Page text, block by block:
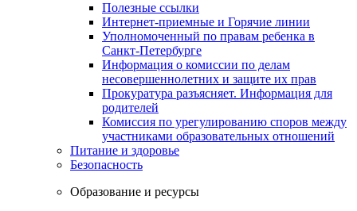
Полезные ссылки
Интернет-приемные и Горячие линии
Уполномоченный по правам ребенка в
Санкт-Петербурге
Информация о комиссии по делам
несовершеннолетних и защите их прав
Прокуратура разъясняет. Информация для
родителей
Комиссия по урегулированию споров между
участниками образовательных отношений
Питание и здоровье
Безопасность
Образование и ресурсы